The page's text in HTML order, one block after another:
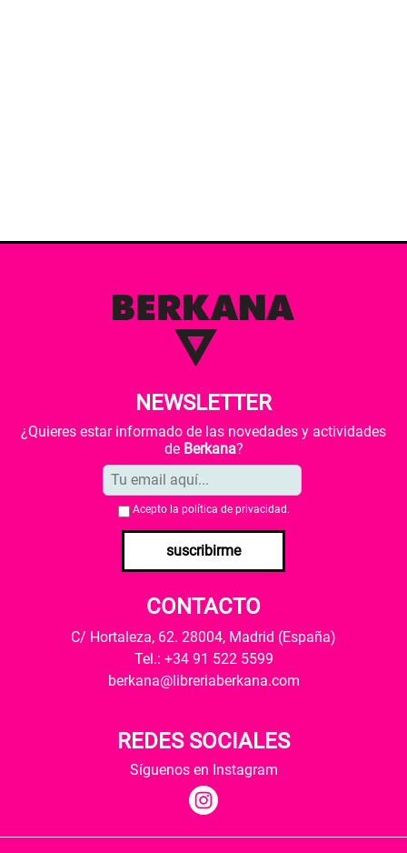
NEWSLETTER
¿Quieres estar informado de las novedades y actividades
de Berkana?
Acepto la política de privacidad .
suscribirme
CONTACTO
C/ Hortaleza, 62. 28004, Madrid (España)
Tel.: +34 91 522 5599
berkana@libreriaberkana.com
REDES SOCIALES
Síguenos en Instagram